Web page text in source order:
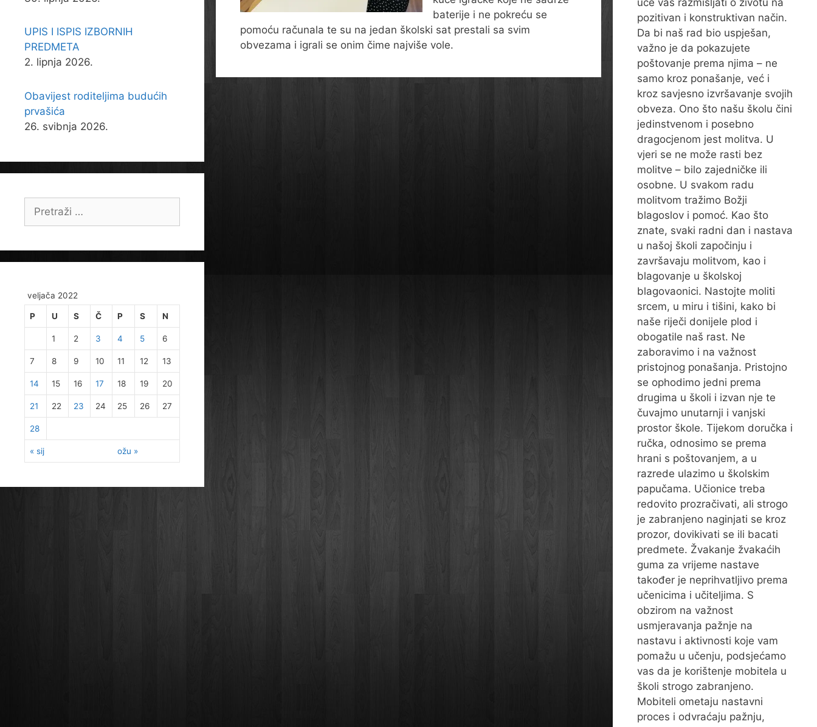
baterije i ne pokreću se
pomoću računala te su na jedan školski sat prestali sa svim
obvezama i igrali se onim čime najviše vole.
UPIS I ISPIS IZBORNIH
PREDMETA
2. lipnja 2026.
Obavijest roditeljima budućih
prvašića
26. svibnja 2026.
veljača 2022
P U S Č P S N
« sij ožu »
1 2 3 4 5 6
7 8 9 10 11 12 13
14 15 16 17 18 19 20
21 22 23 24 25 26 27
28
uče vas razmišljati o životu na
pozitivan i konstruktivan način.
Da bi naš rad bio uspješan,
važno je da pokazujete
poštovanje prema njima – ne
samo kroz ponašanje, već i
kroz savjesno izvršavanje svojih
obveza. Ono što našu školu čini
jedinstvenom i posebno
dragocjenom jest molitva. U
vjeri se ne može rasti bez
molitve – bilo zajedničke ili
osobne. U svakom radu
molitvom tražimo Božji
blagoslov i pomoć. Kao što
znate, svaki radni dan i nastava
u našoj školi započinju i
završavaju molitvom, kao i
blagovanje u školskoj
blagovaonici. Nastojte moliti
srcem, u miru i tišini, kako bi
naše riječi donijele plod i
obogatile naš rast. Ne
zaboravimo i na važnost
pristojnog ponašanja. Pristojno
se ophodimo jedni prema
drugima u školi i izvan nje te
čuvajmo unutarnji i vanjski
prostor škole. Tijekom doručka i
ručka, odnosimo se prema
hrani s poštovanjem, a u
razrede ulazimo u školskim
papučama. Učionice treba
redovito prozračivati, ali strogo
je zabranjeno naginjati se kroz
prozor, dovikivati se ili bacati
predmete. Žvakanje žvakaćih
guma za vrijeme nastave
također je neprihvatljivo prema
učenicima i učiteljima. S
obzirom na važnost
usmjeravanja pažnje na
nastavu i aktivnosti koje vam
pomažu u učenju, podsjećamo
vas da je korištenje mobitela u
školi strogo zabranjeno.
Mobiteli ometaju nastavni
proces i odvraćaju pažnju,